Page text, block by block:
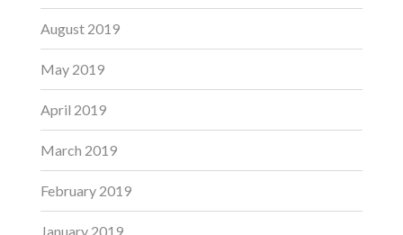
August 2019
May 2019
April 2019
March 2019
February 2019
January 2019